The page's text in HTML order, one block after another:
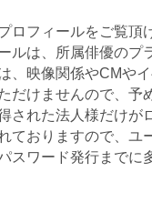
ロフィールをご覧頂
ルは、所属俳優のプ
、映像関係やCМや
だけませんので、予
された法人様だけが
ておりますので、
スワード発行までに